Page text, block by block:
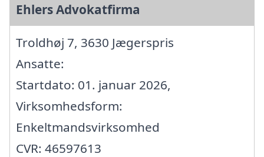
Ehlers Advokatfirma
Troldhøj 7, 3630 Jægerspris
Ansatte:
Startdato: 01. januar 2026,
Virksomhedsform:
Enkeltmandsvirksomhed
CVR: 46597613